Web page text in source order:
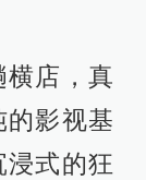
店，真
影视基
式的狂